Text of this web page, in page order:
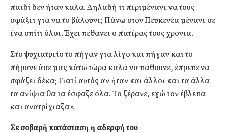
παιδί δεν ήταν καλά. Δηλαδή τι περιμένανε να τους
σφάξει για να το βάλουνε; Πάνω στον Πευκενέα μένανε σε
ένα σπίτι όλοι. Έχει πεθάνει ο πατέρας τους χρόνια.
Στο ψυχιατρείο το πήγαν για λίγο και πήγαν και το
πήρανε άσε μας κάτω τώρα καλά να πάθουνε, έπρεπε να
σφάξει δέκα; Γιατί αυτός αν ήταν και άλλοι και τα άλλα
τα ανίψια θα τα έσφαζε όλα. Το ξέρανε, εγώ τον έβλεπα
και ανατρίχιαζα».
Σε σοβαρή κατάσταση η αδερφή του